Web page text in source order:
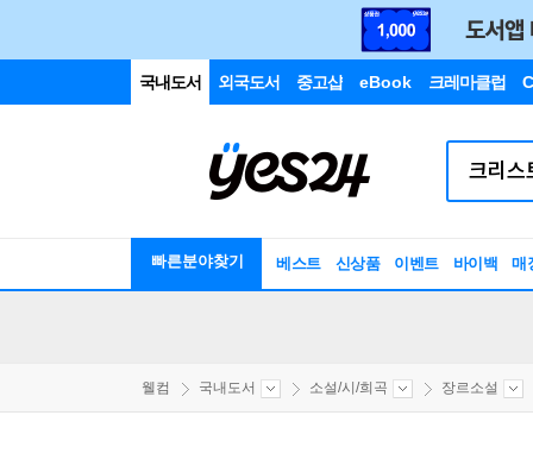
국내도서 외국도서 중고샵 eBook 크레마클럽
빠른분야찾기 베스트 신상품 이벤트 바이백 매
웰컴 국내도서 소설/시/희곡 장르소설